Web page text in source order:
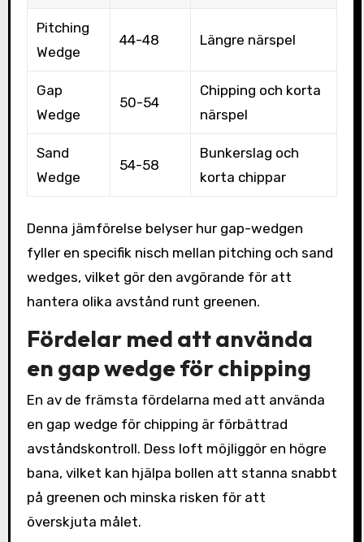
Pitching
Wedge
44-48 Längre närspel
Gap
Wedge
50-54
Chipping och korta
närspel
Sand
Wedge
54-58
Bunkerslag och
korta chippar
Denna jämförelse belyser hur gap-wedgen
fyller en specifik nisch mellan pitching och sand
wedges, vilket gör den avgörande för att
hantera olika avstånd runt greenen.
Fördelar med att använda
en gap wedge för chipping
En av de främsta fördelarna med att använda
en gap wedge för chipping är förbättrad
avståndskontroll. Dess loft möjliggör en högre
bana, vilket kan hjälpa bollen att stanna snabbt
på greenen och minska risken för att
överskjuta målet.